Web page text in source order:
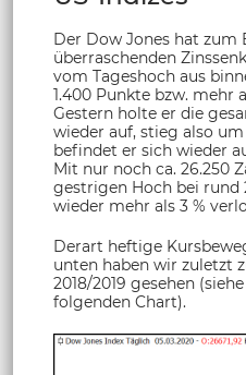
Der Dow Jones hat zum
überraschenden
vom Tageshoch aus
1.400 Punkte bzw. mehr
Gestern holte er die
wieder auf, stieg also
befindet er sich wieder
Mit nur noch ca. 26.250
gestrigen Hoch bei rund
wieder mehr als 3 %
Derart heftige
unten haben wir zuletzt
2018/2019 gesehen
folgenden Chart).